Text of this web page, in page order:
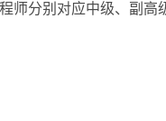
师分别对应中级、副高